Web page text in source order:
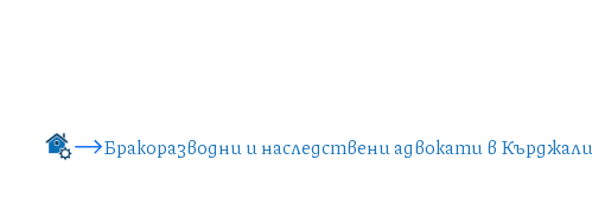
Бракоразводни и наследствени адвокати в Кърджали